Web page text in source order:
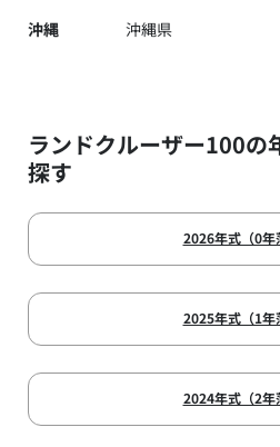
沖縄 沖縄県
ランドクルーザー100の
探す
2026年式（0年
2025年式（1年
2024年式（2年